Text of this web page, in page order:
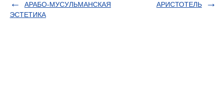
АРАБО-МУСУЛЬМАНСКАЯ
ЭСТЕТИКА
АРИСТОТЕЛЬ